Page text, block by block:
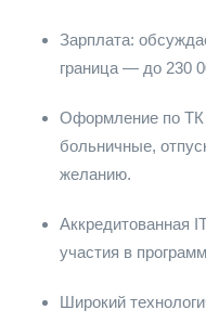
Зарплата:
граница — до 230
Оформление по ТК
больничные,
желанию.
Аккредитованная
участия в
Широкий